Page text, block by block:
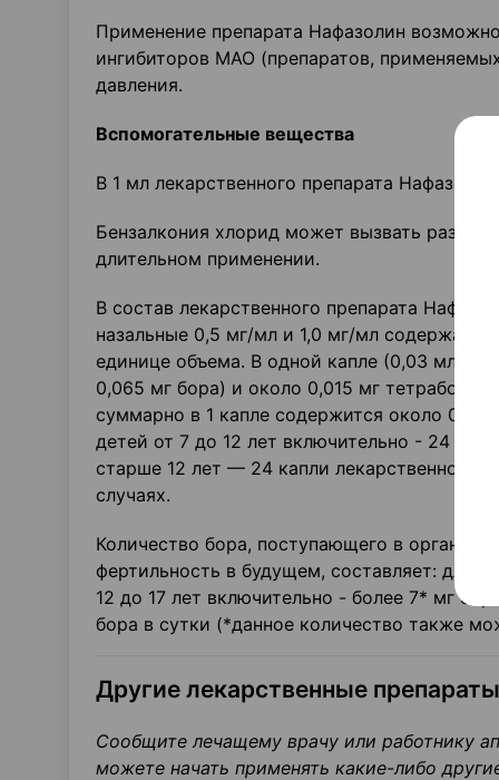
Применение препарата Нафазолин
ингибиторов МАО (препаратов,
давления.
Вспомогательные вещества
В 1 мл лекарственного препарата
Бензалкония хлорид может вызвать
длительном применении.
В состав лекарственного препарата
назальные 0,5 мг/мл и 1,0 мг/мл содержат
единице объема. В одной капле (0,03 мл)
0,065 мг бора) и около 0,015 мг
суммарно в 1 капле содержится около
детей от 7 до 12 лет включительно - 24
старше 12 лет — 24 капли лекарственного
случаях.
Количество бора, поступающего в
фертильность в будущем, составляет: для
12 до 17 лет включительно - более 7* мг
бора в сутки (*данное количество также
Другие лекарственные
Сообщите лечащему врачу или работнику
можете начать применять какие-либо